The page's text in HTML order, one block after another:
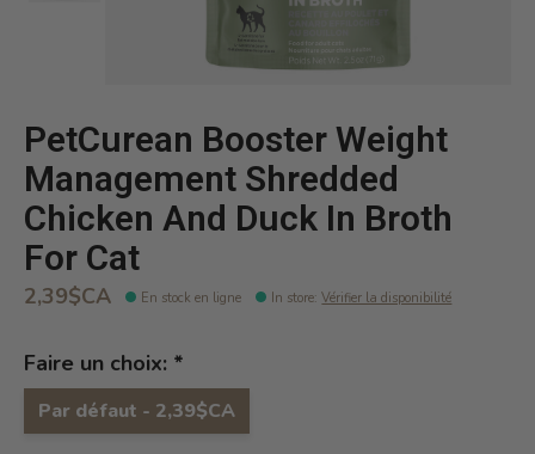
PetCurean Booster Weight
Management Shredded
Chicken And Duck In Broth
For Cat
2,39$CA En stock en ligne In store:Vérifier la disponibilité
Faire un choix: *
Par défaut - 2,39$CA